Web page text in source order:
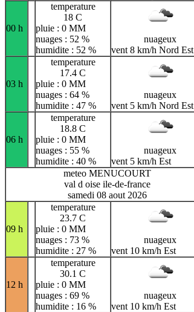
00 h
temperature
18 C
pluie : 0 MM
nuages : 52 %
humidite : 52 %
nuageux
vent 8 km/h Nord Est
03 h
temperature
17.4 C
pluie : 0 MM
nuages : 64 %
humidite : 47 %
nuageux
vent 5 km/h Nord Est
06 h
temperature
18.8 C
pluie : 0 MM
nuages : 55 %
humidite : 40 %
nuageux
vent 5 km/h Est
meteo MENUCOURT
val d oise ile-de-france
samedi 08 aout 2026
09 h
temperature
23.7 C
pluie : 0 MM
nuages : 73 %
humidite : 27 %
nuageux
vent 10 km/h Est
12 h
temperature
30.1 C
pluie : 0 MM
nuages : 69 %
humidite : 16 %
nuageux
vent 10 km/h Est